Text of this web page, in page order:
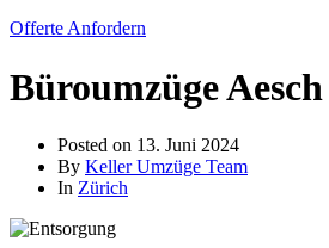
Offerte Anfordern
Büroumzüge
Posted on 13. Juni 2024
By Keller Umzüge Team
In Zürich